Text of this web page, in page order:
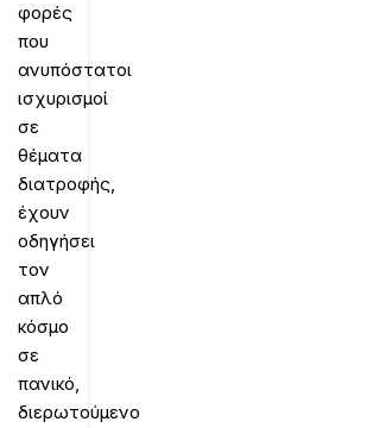
φορές
που
ανυπόστατοι
ισχυρισμοί
σε
θέματα
διατροφής,
έχουν
οδηγήσει
τον
απλό
κόσμο
σε
πανικό,
διερωτούμενο